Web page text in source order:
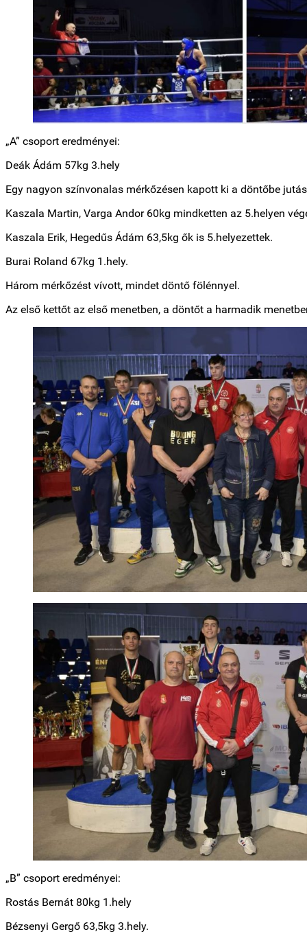
„A” csoport eredményei:
Deák Ádám 57kg 3.hely
Egy nagyon színvonalas mérkőzésen kapott ki a döntőbe
Kaszala Martin, Varga Andor 60kg mindketten az 5.helyen
Kaszala Erik, Hegedűs Ádám 63,5kg ők is 5.helyezettek.
Burai Roland 67kg 1.hely.
Három mérkőzést vívott, mindet döntő fölénnyel.
Az első kettőt az első menetben, a döntőt a harmadik
„B” csoport eredményei:
Rostás Bernát 80kg 1.hely
Bézsenyi Gergő 63,5kg 3.hely.